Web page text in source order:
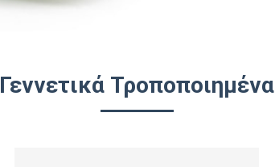
Γεννετικά Τροποποιημένα